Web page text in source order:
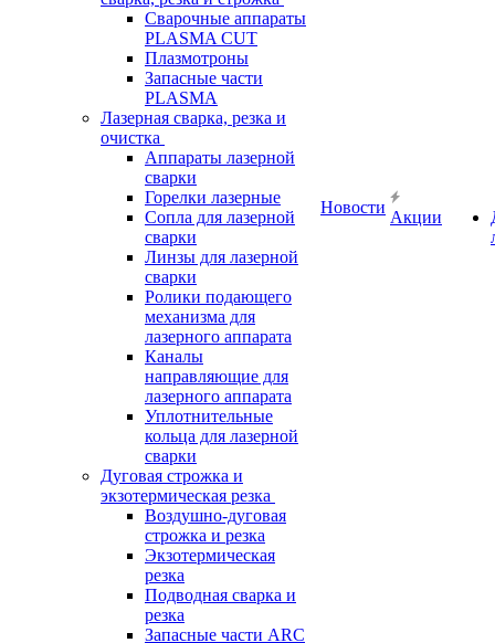
Сварочные аппараты
PLASMA CUT
Плазмотроны
Запасные части
PLASMA
Лазерная сварка, резка и
очистка
Аппараты лазерной
сварки
Горелки лазерные
Сопла для лазерной
сварки
Линзы для лазерной
сварки
Ролики подающего
механизма для
лазерного аппарата
Каналы
направляющие для
лазерного аппарата
Уплотнительные
кольца для лазерной
сварки
Дуговая строжка и
экзотермическая резка
Воздушно-дуговая
строжка и резка
Экзотермическая
резка
Подводная сварка и
резка
Запасные части ARC
Новости
Акции